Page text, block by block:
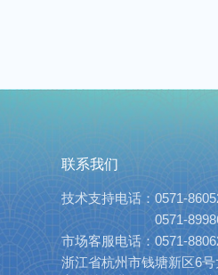
联系我们
技术支持电话： 0571-
0571-
市场客服电话： 0571-
浙江省杭州市钱塘新区6